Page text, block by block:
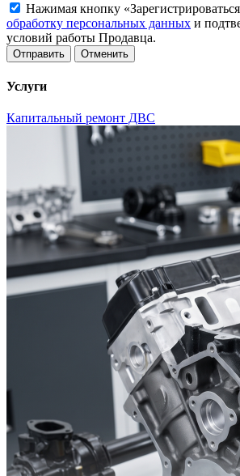
Нажимая кнопку
обработку персональных данных и
условий работы Продавца.
Отменить
Услуги
Капитальный ремонт ДВС